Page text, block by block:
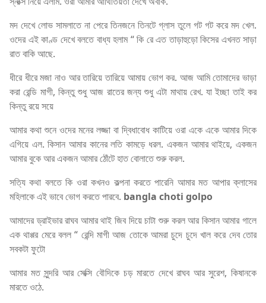
মদ দেখে লোভ সামলাতে না পেরে তিনজনে তিনটে গ্লাস তুলে গট গট করে মদ খেল.
ওদের এই কাণ্ড দেখে বলতে বাধ্য হলাম “ কি রে এত তাড়াহুড়ো কিসের এখনত সাড়া
রাত বাকি আছে.
ধীরে ধীরে মজা নাও আর তারিয়ে তারিয়ে আমায় ভোগ কর. আজ আমি তোমাদের ভাড়া
করা রেন্ডি মাগী, কিন্তু শুধু আজ রাতের জন্য শুধু এটা মাথায় রেখ. যা ইচ্ছা তাই কর
কিন্তু রয়ে সয়ে
আমার কথা শুনে ওদের মনের লজ্জা বা দ্বিধাবোধ কাটিয়ে ওরা একে একে আমার দিকে
এগিয়ে এল. কিসান আমার কানের লতি কামড়ে ধরল. একজন আমার থাইয়ে, একজন
আমার বুকে আর একজন আমার ঠোঁটে হাত বোলাতে শুরু করল.
সত্যি কথা বলতে কি ওরা কখনও কল্পনা করতে পারেনি আমার মত আপার ক্লাসের
মহিলাকে এই ভাবে ভোগ করতে পারবে. bangla choti golpo
আমাদের ড্রাইভার রাঘব আমার থাই জিব দিয়ে চাটা শুরু করল আর কিসান আমার গালে
এক থাপ্পর মেরে বলল “ রেন্দি মাগী আজ তোকে আমরা চুদে চুদে খাল করে দেব তোর
সবকটা ফুটো
আমার মত সুন্দরি আর সেক্সি বৌদিকে চড় মারতে দেখে রাঘব আর সুরেশ, কিষানকে
মারতে ওঠে.